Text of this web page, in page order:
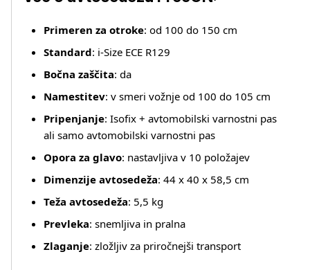
Primeren za otroke: od 100 do 150 cm
Standard: i-Size ECE R129
Bočna zaščita: da
Namestitev: v smeri vožnje od 100 do 105 cm
Pripenjanje: Isofix + avtomobilski varnostni pas
ali samo avtomobilski varnostni pas
Opora za glavo: nastavljiva v 10 položajev
Dimenzije avtosedeža: 44 x 40 x 58,5 cm
Teža avtosedeža: 5,5 kg
Prevleka: snemljiva in pralna
Zlaganje: zložljiv za priročnejši transport